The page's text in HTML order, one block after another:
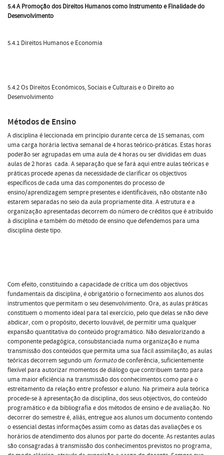
5.4 A Promoção dos Direitos Humanos como Instrumento e Finalidade do
Desenvolvimento
5.4.1 Direitos Humanos e Economia
5.4.2 Os Direitos Económicos, Sociais e Culturais e o Direito ao
Desenvolvimento
Métodos de Ensino
A disciplina é leccionada em princípio durante cerca de 15 semanas, com
uma carga horária lectiva semanal de 4 horas teórico-práticas. Estas horas
poderão ser agrupadas em uma aula de 4 horas ou ser divididas em duas
aulas de 2 horas cada. A separação que se fará aqui entre aulas teóricas e
práticas procede apenas da necessidade de clarificar os objectivos
específicos de cada uma das componentes do processo de
ensino/aprendizagem sempre presentes e identificáveis, não obstante não
estarem separadas no seio da aula propriamente dita. A estrutura e a
organização apresentadas decorrem do número de créditos que é atribuído
à disciplina e também do método de ensino que defendemos para uma
disciplina deste tipo.
Com efeito, constituindo a capacidade de crítica um dos objectivos
fundamentais da disciplina, é obrigatório o fornecimento aos alunos dos
instrumentos que permitam o seu desenvolvimento. Ora, as aulas práticas
constituem o momento ideal para tal exercício, pelo que delas se não deve
abdicar, com o propósito, decerto louvável, de permitir uma qualquer
expansão quantitativa do conteúdo programático. Não desvalorizando a
componente pedagógica, consubstanciada numa organização e numa
transmissão dos conteúdos que permita uma sua fácil assimilação, as aulas
teóricas decorrem segundo um formatode conferência, suficientemente
flexível para autorizar momentos de diálogo que contribuem tanto para
uma maior eficiência na transmissão dos conhecimentos como para o
estreitamento da relação entre professor e aluno. Na primeira aula teórica
procede-se à apresentação da disciplina, dos seus objectivos, do conteúdo
programático e da bibliografia e dos métodos de ensino e de avaliação. No
decorrer do semestre é, aliás, entregue aos alunos um documento contendo
o essencial destas informações assim como as datas das avaliações e os
horários de atendimento dos alunos por parte do docente. As restantes aulas
são consagradas à transmissão dos conhecimentos previstos no programa,